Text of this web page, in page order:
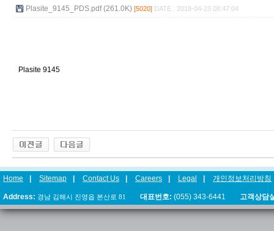
Plasite_9145_PDS.pdf (261.0K) [5020] DATE : 2018-04-23 08:47:04
Plasite 9145
Home Sitemap Contact Us Careers Legal 개인정보처리방침
Address: 경남 김해시 진영읍 본산로 81 대표번호: (055) 343-6441 고객상담